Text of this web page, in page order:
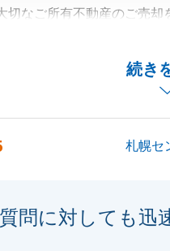
続き
切なご所有不動産のご売却
ただけるご売却ができ、私
るお困りごとがございま
閉じる
札幌セ
質問に対しても迅